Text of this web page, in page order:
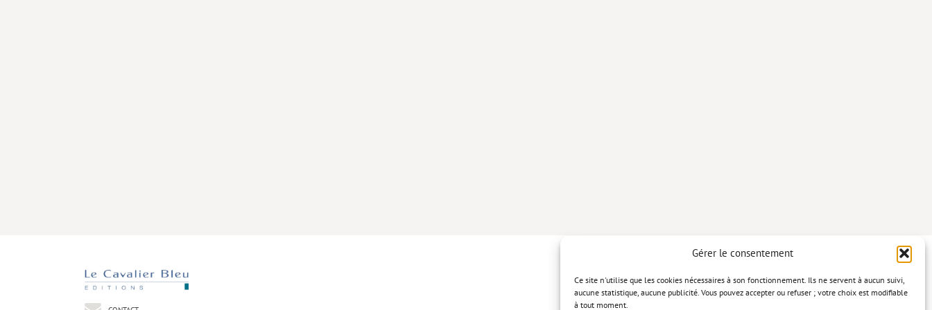
Gérer le consentement
Ce site n'utilise que les cookies nécessaires à son fonctionnement. Ils ne servent à aucun suivi,
aucune statistique, aucune publicité. Vous pouvez accepter ou refuser ; votre choix est modifiable
à tout moment.
Politique de confidentialité